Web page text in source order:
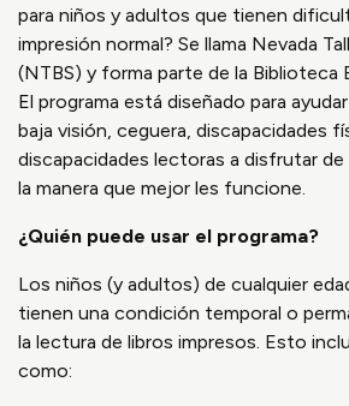
para niños y adultos que tienen
impresión normal? Se llama Nevada
(NTBS) y forma parte de la Biblioteca
El programa está diseñado para
baja visión, ceguera, discapacidades
discapacidades lectoras a disfrutar
la manera que mejor les funcione.
¿Quién puede usar el programa?
Los niños (y adultos) de cualquier
tienen una condición temporal o
la lectura de libros impresos. Esto
como: